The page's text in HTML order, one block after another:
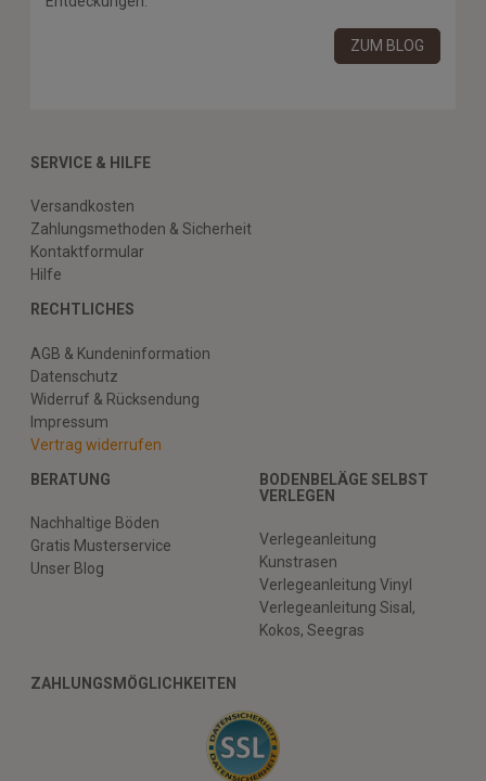
ZUM BLOG
SERVICE & HILFE
Versandkosten
Zahlungsmethoden & Sicherheit
Kontaktformular
Hilfe
RECHTLICHES
AGB & Kundeninformation
Datenschutz
Widerruf & Rücksendung
Impressum
Vertrag widerrufen
BERATUNG
Nachhaltige Böden
Gratis Musterservice
Unser Blog
BODENBELÄGE SELBST
VERLEGEN
Verlegeanleitung
Kunstrasen
Verlegeanleitung Vinyl
Verlegeanleitung Sisal,
Kokos, Seegras
ZAHLUNGSMÖGLICHKEITEN